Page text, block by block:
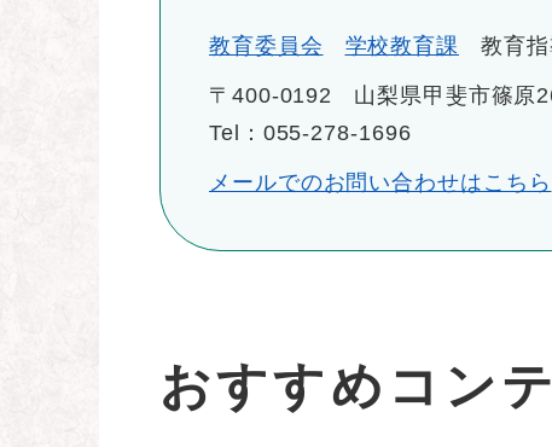
教育委員会 学校教育課 教育
〒400-0192
山梨県甲斐市篠原
Tel：055-278-1696
メールでのお問い合わせはこちら
おすすめコン